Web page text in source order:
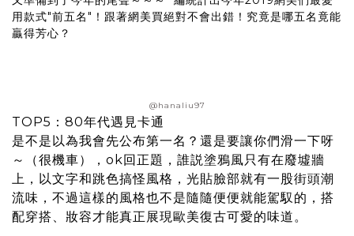
用款式"前五名"！跟著網美買絕對不會出錯！究竟是哪五名竟能
贏得芳心？
@hanaliu97
TOP5：80年代遇見卡通
是不是以為我會先公布第一名？還是要讓你們滑一下呀
～（很機車），ok回正題，誰説塗鴉風只有在廢墟牆
上，以文字和跳色搞怪風格，光貼臉部就有一股街頭潮
流味，不過這樣的風格也不是隨隨便便就能駕馭的，搭
配穿搭、妝容才能真正展現歐美復古可愛的味道。